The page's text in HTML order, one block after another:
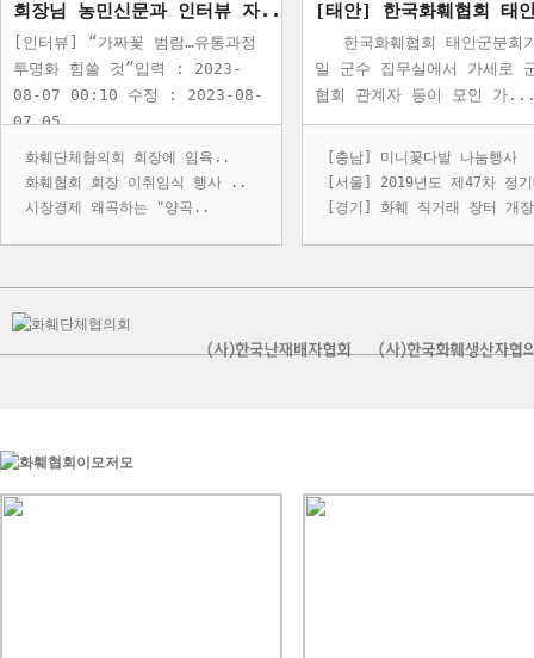
회장님 농민신문과 인터뷰 자..
[인터뷰] “가짜꽃 범람…유통과정
투명화 힘쓸 것”입력 : 2023-
08-07 00:10 수정 : 2023-08-
07 05...
화훼단체협의회 회장에 임육..
화훼협회 회장 이취임식 행사 ..
시장경제 왜곡하는 "양곡..
한국화훼협회 태안군분회
일 군수 집무실에서 가세로
협회 관계자 등이 모인 가
[충남] 미니꽃다발 나눔행사
[서울] 2019년도 제47차 정
[경기] 화훼 직거래 장터 개장